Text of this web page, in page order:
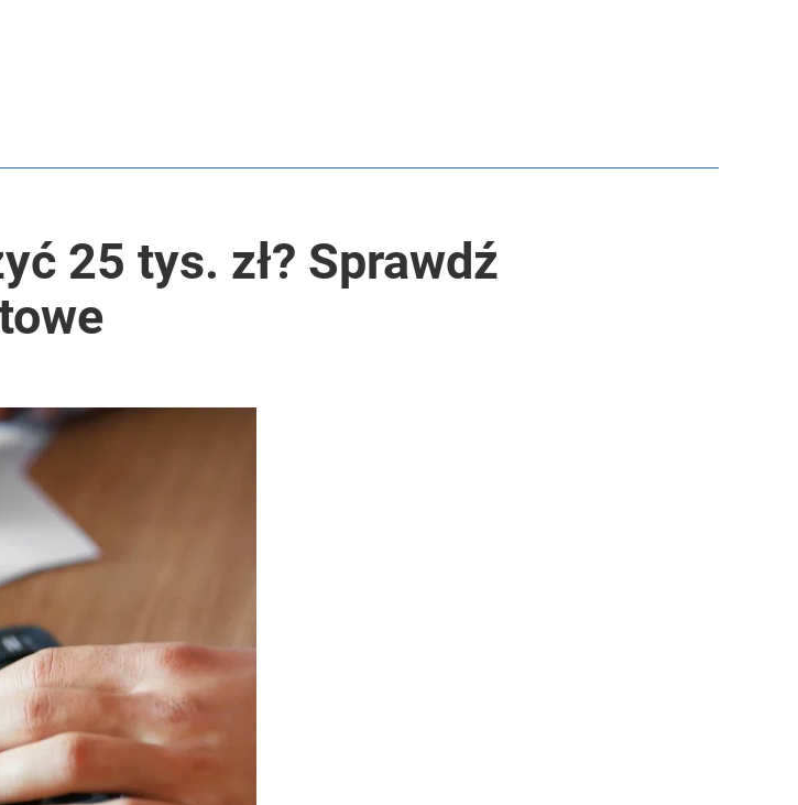
25 tys. zł? Sprawdź